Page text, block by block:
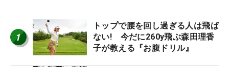
1
トップで腰を回し過ぎる人は飛ば
ない! 今だに260y飛ぶ森田理香
子が教える『お腹ドリル』